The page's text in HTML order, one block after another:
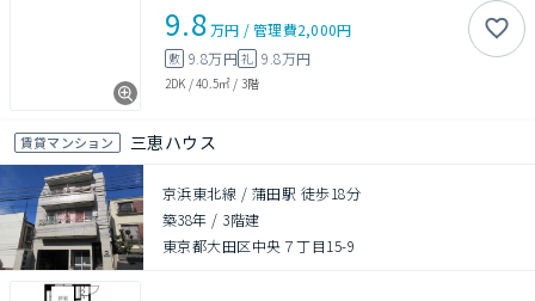
9.8万円 /管理費2,000円
敷 9.8万円礼 9.8万円
2DK /40.5㎡ / 3階
賃貸マンション 三恵ハウス
京浜東北線 / 蒲田駅 徒歩18分
築38年 / 3階建
東京都大田区中央７丁目15-9